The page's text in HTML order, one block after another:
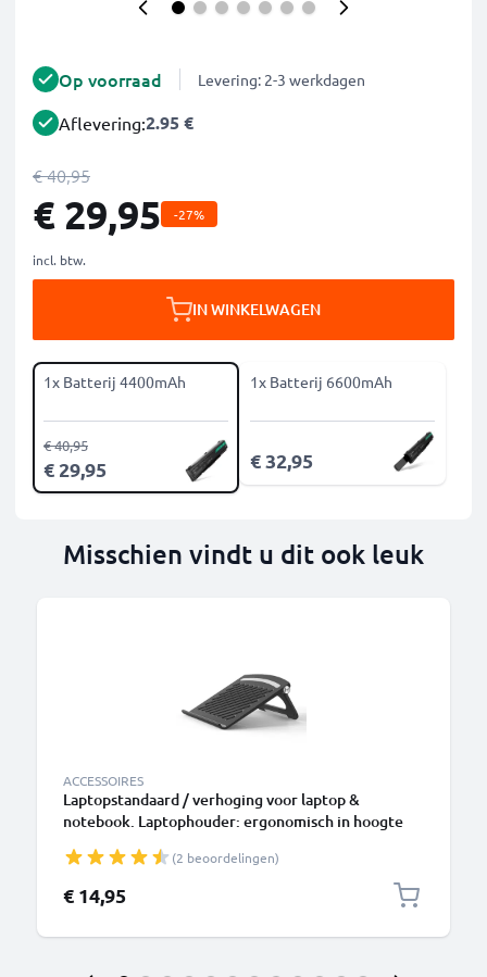
Op voorraad Levering: 2-3 werkdagen
Aflevering:2.95 €
€ 40,95
€ 29,95 -27%
incl. btw.
IN WINKELWAGEN
1x Batterij 4400mAh
€ 29,95
€ 40,95
1x Batterij 6600mAh
€ 32,95
Misschien vindt u dit ook leuk
ACCESSOIRES
Laptopstandaard / verhoging voor laptop &
notebook. Laptophouder: ergonomisch in hoogte
voor bureau of bank(2 beoordelingen)
€ 14,95